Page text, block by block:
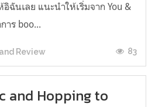
อิฉันเลย แนะนำให้เริ่มจาก You &
าร boo...
Review 83
and Hopping to